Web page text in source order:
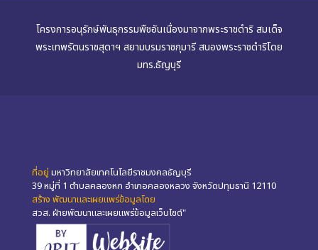
โครงการอนุรักษ์พันธุกรรมพืชอันเนื่องมาจากพระราชดำริ สมเด็จ
พระเทพรัตนราชสุดาฯ สยามบรมราชกุมารี สนองพระราชดำริโดย
มทร.ธัญบุรี
ที่อยู่ มหาวิทยาลัยเทคโนโลยีราชมงคลธัญบุรี
39 หมู่ที่ 1 ตำบลคลองหก อำเภอคลองหลวง จังหวัดปทุมธานี 12110
สร้าง พัฒนาและเผยแพร่ข้อมูลโดย
สวส. ฝ่ายพัฒนาและเผยแพร่ข้อมูลเว็บไซต์"